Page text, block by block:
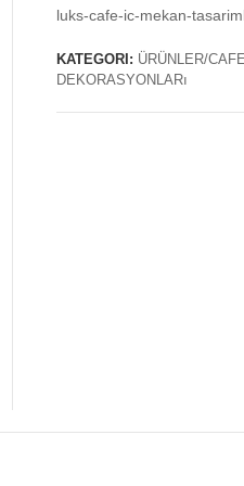
luks-cafe-ic-mekan-
KATEGORI: ÜRÜNLER/
DEKORASYONLARı